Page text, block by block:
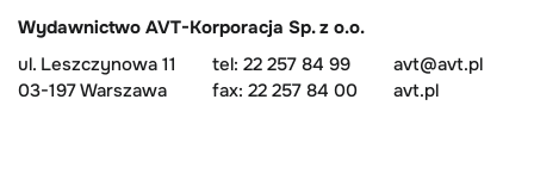
Wydawnictwo AVT-Korporacja Sp. z o.o.
ul. Leszczynowa 11
03-197 Warszawa
tel: 22 257 84 99
fax: 22 257 84 00
avt@avt.pl
avt.pl